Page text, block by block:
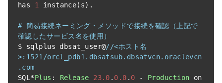
has 1 instance( s).
# 簡易接続ネーミング・メソッドで接続を確認（上記で
確認したサービス名を使用）
$ sqlplus dbsat_user@//<ホスト名
>:1521/orcl_pdb1.dbsatsub.dbsatvcn.oraclevcn
.com
SQL *Plus : Release 23.0 . 0.0 . 0 - Production